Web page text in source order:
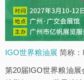
IGO世界粮油展 简称：
第20届IGO世界粮油展